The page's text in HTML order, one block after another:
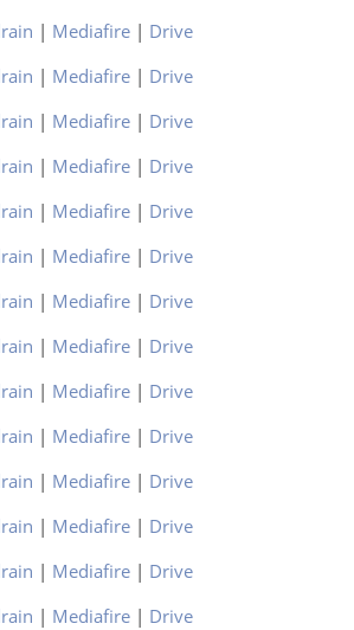
| Mediafire| Drive
| Mediafire| Drive
| Mediafire| Drive
| Mediafire| Drive
| Mediafire| Drive
| Mediafire| Drive
| Mediafire| Drive
| Mediafire| Drive
| Mediafire| Drive
| Mediafire| Drive
| Mediafire| Drive
| Mediafire| Drive
| Mediafire| Drive
| Mediafire| Drive